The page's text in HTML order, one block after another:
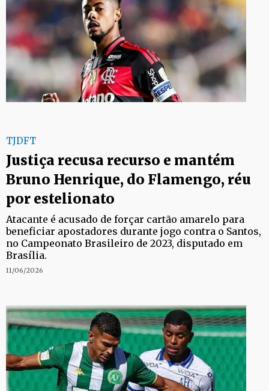
TJDFT
Justiça recusa recurso e mantém
Bruno Henrique, do Flamengo, réu
por estelionato
Atacante é acusado de forçar cartão amarelo para
beneficiar apostadores durante jogo contra o Santos,
no Campeonato Brasileiro de 2023, disputado em
Brasília.
11/06/2026